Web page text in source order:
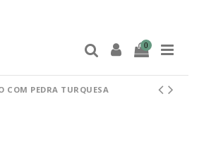
0
COM PEDRA TURQUESA